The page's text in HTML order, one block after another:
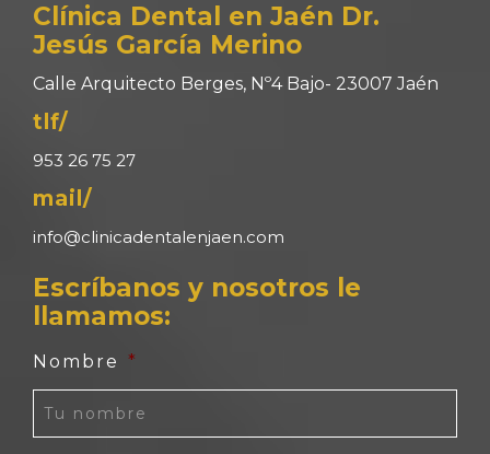
Clínica Dental en Jaén Dr.
Jesús García Merino
Calle Arquitecto Berges, Nº4 Bajo- 23007 Jaén
tlf/
953 26 75 27
mail/
info@clinicadentalenjaen.com
Escríbanos y nosotros le
llamamos:
Nombre *